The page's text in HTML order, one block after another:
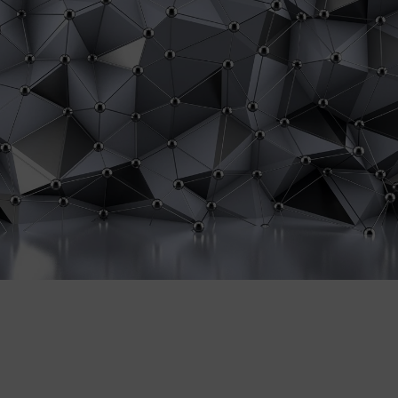
wymiary szyte na miarę Twojej
prosty montaż na klej do flizeliny,